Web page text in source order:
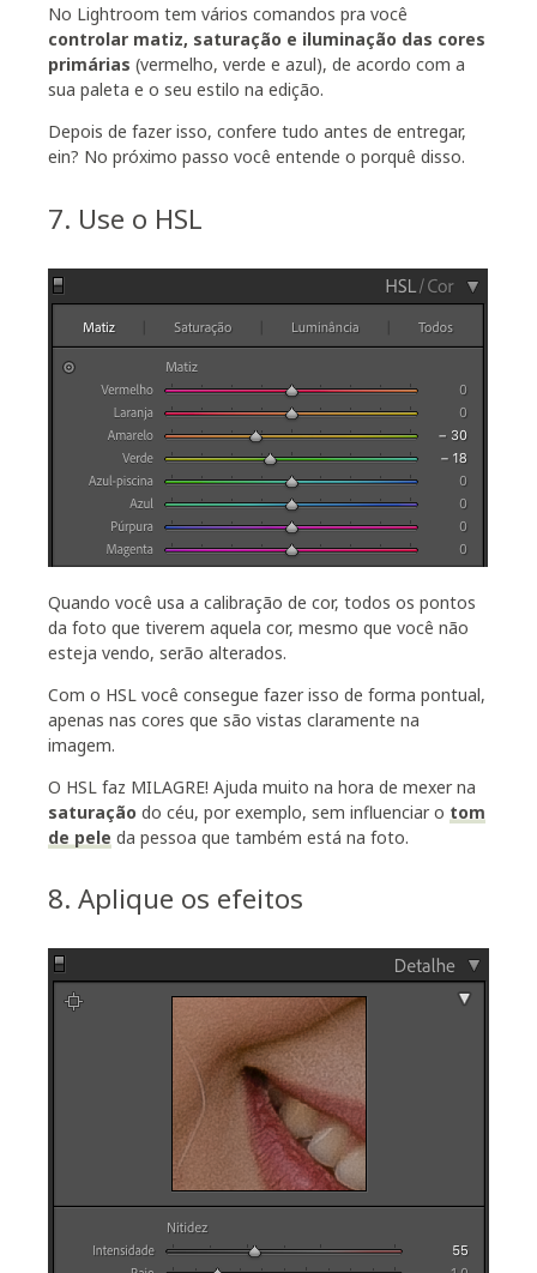
No Lightroom tem vários comandos pra você
controlar matiz, saturação e iluminação das cores
primárias (vermelho, verde e azul), de acordo com a
sua paleta e o seu estilo na edição.
Depois de fazer isso, confere tudo antes de entregar,
ein? No próximo passo você entende o porquê disso.
7. Use o HSL
Quando você usa a calibração de cor, todos os pontos
da foto que tiverem aquela cor, mesmo que você não
esteja vendo, serão alterados.
Com o HSL você consegue fazer isso de forma pontual,
apenas nas cores que são vistas claramente na
imagem.
O HSL faz MILAGRE! Ajuda muito na hora de mexer na
saturação do céu, por exemplo, sem influenciar o tom
de pele da pessoa que também está na foto.
8. Aplique os efeitos